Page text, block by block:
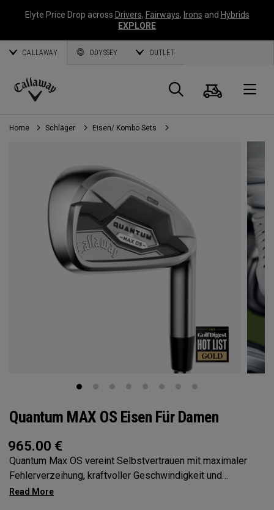
Elyte Price Drop across Drivers, Fairways, Irons and Hybrids
EXPLORE
CALLAWAY ODYSSEY OUTLET
Callaway
Golf
Suche
Home Schläger Eisen/ Kombo Sets
Quantum MAX OS Eisen Für Damen
965.00 €
Quantum Max OS vereint Selbstvertrauen mit maximaler
Fehlerverzeihung, kraftvoller Geschwindigkeit und
konstanter Weite – alles in einer übergroßen Form, die